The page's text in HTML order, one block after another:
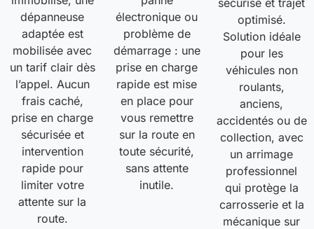
dépanneuse
adaptée est
mobilisée avec
un tarif clair dès
l’appel. Aucun
frais caché,
prise en charge
sécurisée et
intervention
rapide pour
limiter votre
attente sur la
route.
électronique ou
problème de
démarrage : une
prise en charge
rapide est mise
en place pour
vous remettre
sur la route en
toute sécurité,
sans attente
inutile.
optimisé.
Solution idéale
pour les
véhicules non
roulants,
anciens,
accidentés ou de
collection, avec
un arrimage
professionnel
qui protège la
carrosserie et la
mécanique sur